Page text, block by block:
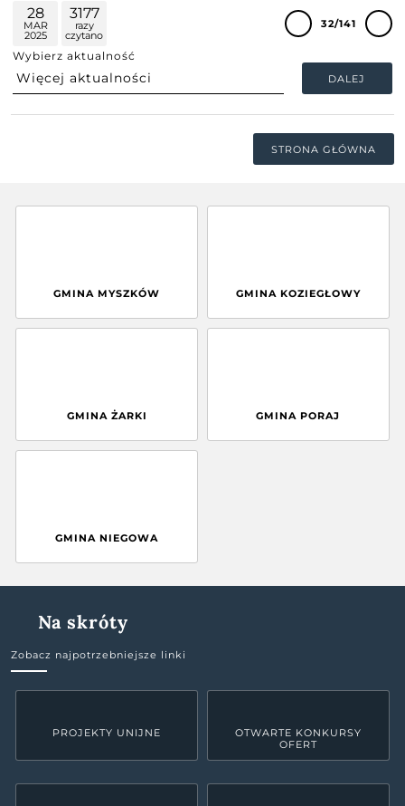
28
MAR
2025
3177
razy
czytano
Wybierz aktualność
DALEJ
32/141
STRONA GŁÓWNA
GMINA MYSZKÓW GMINA KOZIEGŁOWY
GMINA ŻARKI GMINA PORAJ
GMINA NIEGOWA
Na skróty
Zobacz najpotrzebniejsze linki
PROJEKTY UNIJNE
OTWARTE KONKURSY
OFERT